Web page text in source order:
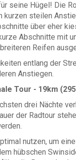
seine Hügel! Die
steilen
über eher
Abschnitte mit
Reifen
entlang der
Anstiegen.
Tour - 19km
drei Nächte
der Radtour
nutzen, um
hübschen